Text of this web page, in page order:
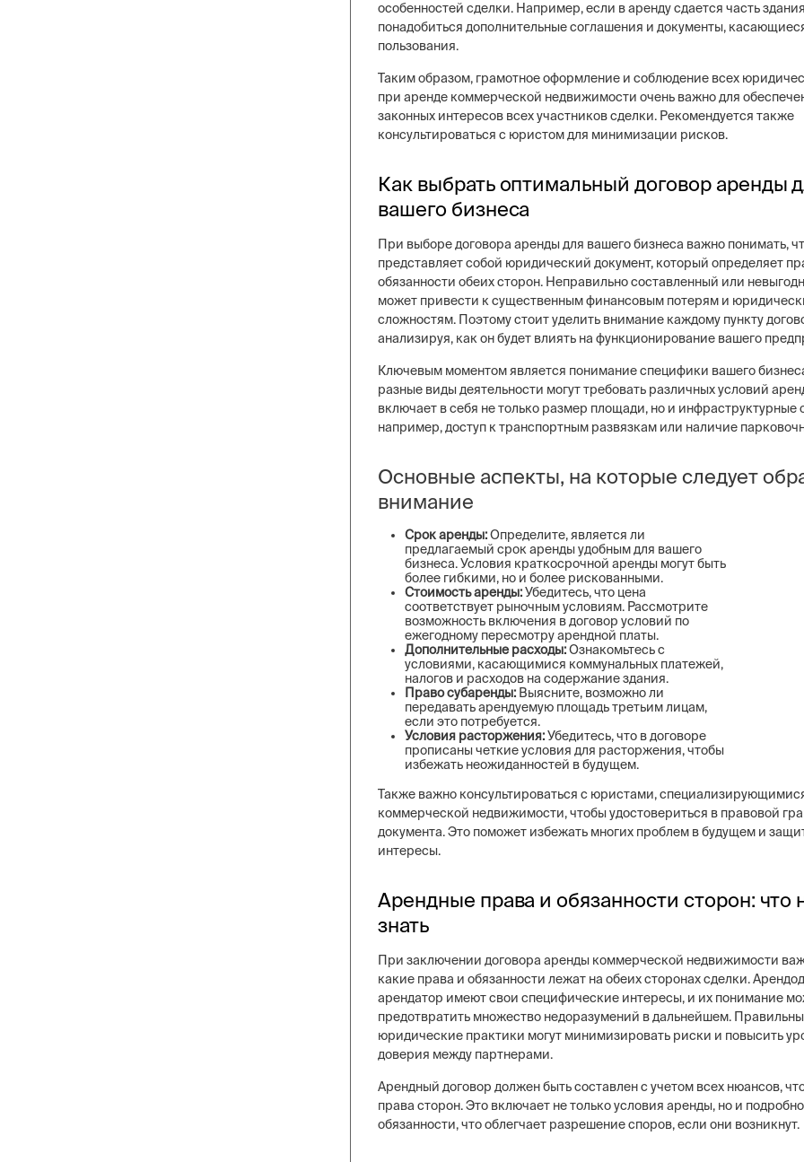
особенностей сделки. Например, если в аренду сдается часть
понадобиться дополнительные соглашения и документы,
пользования.
Таким образом, грамотное оформление и соблюдение всех
при аренде коммерческой недвижимости очень важно для
законных интересов всех участников сделки. Рекомендуется также
консультироваться с юристом для минимизации рисков.
Как выбрать оптимальный договор аренды
вашего бизнеса
При выборе договора аренды для вашего бизнеса важно понимать,
представляет собой юридический документ, который определяет
обязанности обеих сторон. Неправильно составленный или
может привести к существенным финансовым потерям и
сложностям. Поэтому стоит уделить внимание каждому пункту
анализируя, как он будет влиять на функционирование вашего
Ключевым моментом является понимание специфики вашего
разные виды деятельности могут требовать различных условий
включает в себя не только размер площади, но и инфраструктурные
например, доступ к транспортным развязкам или наличие
Основные аспекты, на которые следует
внимание
Срок аренды:Определите, является ли
предлагаемый срок аренды удобным для вашего
бизнеса. Условия краткосрочной аренды могут быть
более гибкими, но и более рискованными.
Стоимость аренды:Убедитесь, что цена
соответствует рыночным условиям. Рассмотрите
возможность включения в договор условий по
ежегодному пересмотру арендной платы.
Дополнительные расходы:Ознакомьтесь с
условиями, касающимися коммунальных платежей,
налогов и расходов на содержание здания.
Право субаренды: Выясните, возможно ли
передавать арендуемую площадь третьим лицам,
если это потребуется.
Условия расторжения:Убедитесь, что в договоре
прописаны четкие условия для расторжения, чтобы
избежать неожиданностей в будущем.
Также важно консультироваться с юристами,
коммерческой недвижимости, чтобы удостовериться в правовой
документа. Это поможет избежать многих проблем в будущем и
интересы.
Арендные права и обязанности сторон: что
знать
При заключении договора аренды коммерческой недвижимости
какие права и обязанности лежат на обеих сторонах сделки.
арендатор имеют свои специфические интересы, и их понимание
предотвратить множество недоразумений в дальнейшем.
юридические практики могут минимизировать риски и повысить
доверия между партнерами.
Арендный договор должен быть составлен с учетом всех нюансов,
права сторон. Это включает не только условия аренды, но и
обязанности, что облегчает разрешение споров, если они возникнут.